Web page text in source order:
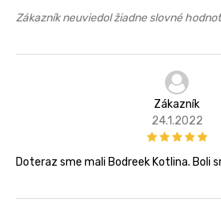
Zákazník neuviedol žiadne slovné
Zákazník
24.1.2022
Doteraz sme mali Bodreek Kotlina. Boli